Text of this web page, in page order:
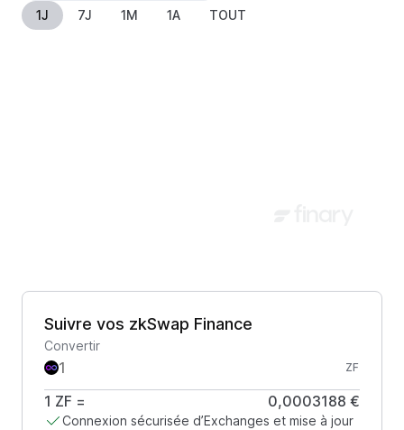
1J 7J 1M 1A TOUT
Suivre vos zkSwap Finance
Convertir
ZF
1 ZF = 0,0003188 €
Connexion sécurisée d’Exchanges et mise à jour